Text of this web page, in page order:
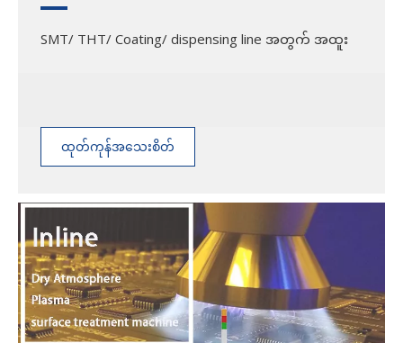
SMT/ THT/ Coating/ dispensing line အတွက် အထူး
ထုတ်ကုန်အသေးစိတ်